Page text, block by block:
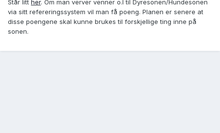
Står litt her. Om man verver venner o.l til Dyresonen/Hundesonen
via sitt refereringssystem vil man få poeng. Planen er senere at
disse poengene skal kunne brukes til forskjellige ting inne på
sonen.